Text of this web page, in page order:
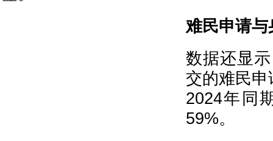
难民申请
数据还显
交的难民
2024年同
59%。